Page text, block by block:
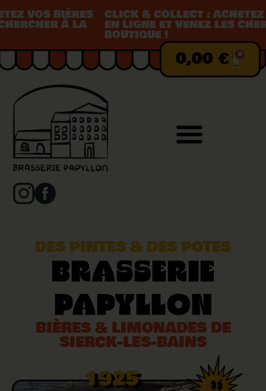
VOS BIÈRES
À LA
CLICK & COLLECT : ACHETEZ
EN LIGNE ET VENEZ LES
BOUTIQUE !
0,00 € 0
DES PINTES & DES POTES
brasserie
Papyllon
BIÈRES & LIMONADES DE
SIERCK-LES-BAINS